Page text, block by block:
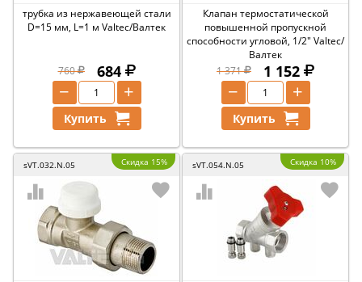
трубка из нержавеющей стали
D=15 мм, L=1 м Valtec/Валтек
760 684
+
−
Купить
Клапан термостатической
повышенной пропускной
способности угловой, 1/2" Valtec/
Валтек
1 371
1 152
+
−
Купить
sVT.032.N.05 Скидка 15% sVT.054.N.05 Скидка 10%